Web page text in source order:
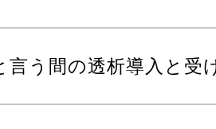
言う間の透析導入と受